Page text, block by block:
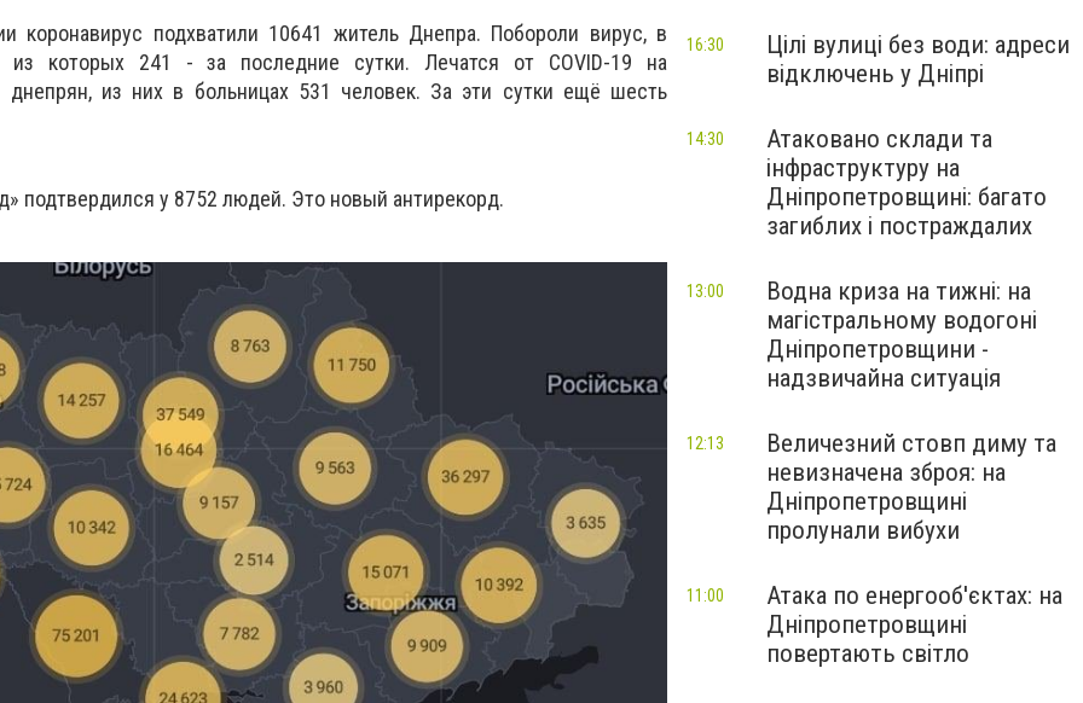
коронавирус подхватили 10641 житель Днепра. Побороли вирус, в
из которых 241 - за последние сутки. Лечатся от COVID-19 на
днепрян, из них в больницах 531 человек. За эти сутки ещё шесть
подтвердился у 8752 людей. Это новый антирекорд.
Цілі вулиці без води: адреси
відключень у Дніпрі
16:30
Атаковано склади та
інфраструктуру на
Дніпропетровщині: багато
загиблих і постраждалих
14:30
Водна криза на тижні: на
магістральному водогоні
Дніпропетровщини -
надзвичайна ситуація
13:00
Величезний стовп диму та
невизначена зброя: на
Дніпропетровщині
пролунали вибухи
12:13
Атака по енергооб'єктах: на
Дніпропетровщині
повертають світло
11:00